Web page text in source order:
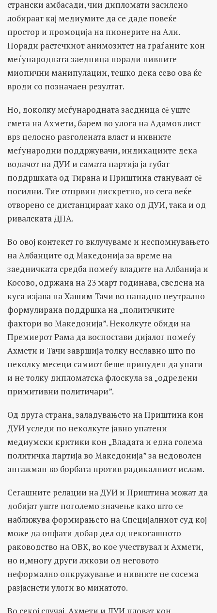
странски амбасади, чии дипломати засилено
лобираат кај медиумите да се даде повеќе
простор и промоција на пионерите на Али.
Поради растечкиот анимозитет на граѓаните кон
меѓународната заедница поради нивните
миопични манипулации, тешко дека сево ова ќе
вроди со позначаен резултат.
Но, доколку меѓународната заедница сѐ уште
смета на Ахмети, барем во улога на Адамов лист
врз целосно разголената власт и нивните
меѓународни поддржувачи, индикациите дека
водачот на ДУИ и самата партија ја губат
поддршката од Тирана и Приштина стануваат сѐ
посилни. Тие отпрвин дискретно, но сега веќе
отворено се дистанцираат како од ДУИ, така и од
ривалската ДПА.
Во овој контекст го вклучуваме и неспомнувањето
на Албанците од Македонија за време на
заедничката средба помеѓу владите на Албанија и
Косово, одржана на 23 март годинава, сведена на
куса изјава на Хашим Тачи во нападно неутрално
формулирана поддршка на „политичките
фактори во Македонија”. Неколкуте обиди на
Премиерот Рама да воспостави дијалог помеѓу
Ахмети и Тачи завршија толку неславно што по
неколку месеци самиот беше принуден да упати
и не толку дипломатска флоскула за „одредени
примитивни политичари”.
Од друга страна, заладувањето на Приштина кон
ДУИ уследи по неколкуте јавно упатени
медиумски критики кон „Владата и една голема
политичка партија во Македонија” за недоволен
ангажман во борбата против радикалниот ислам.
Сегашните релации на ДУИ и Приштина можат да
добијат уште поголемо значење како што се
наближува формирањето на Специјалниот суд кој
може да опфати добар дел од некогашното
раководство на ОВК, во кое учествувал и Ахмети,
но и,многу други ликови од неговото
неформално опкружување и нивните не сосема
разјаснети улоги во минатото.